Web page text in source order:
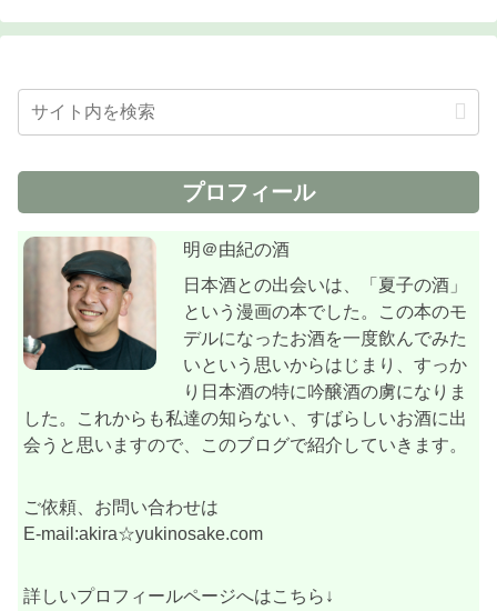
プロフィール
明＠由紀の酒
日本酒との出会いは、「夏子の酒」
という漫画の本でした。この本のモ
デルになったお酒を一度飲んでみた
いという思いからはじまり、すっか
り日本酒の特に吟醸酒の虜になりま
した。これからも私達の知らない、すばらしいお酒に出
会うと思いますので、このブログで紹介していきます。
ご依頼、お問い合わせは
E-mail:akira☆yukinosake.com
詳しいプロフィールページへはこちら↓